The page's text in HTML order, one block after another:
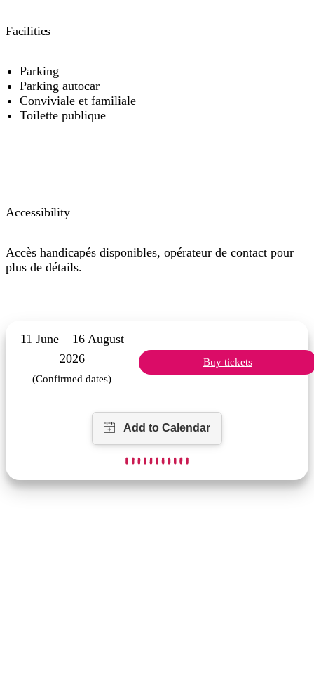
Facilities
Parking
Parking autocar
Conviviale et familiale
Toilette publique
Accessibility
Accès handicapés disponibles, opérateur de contact pour
plus de détails.
11 June – 16 August
2026
(Confirmed dates)
Buy tickets